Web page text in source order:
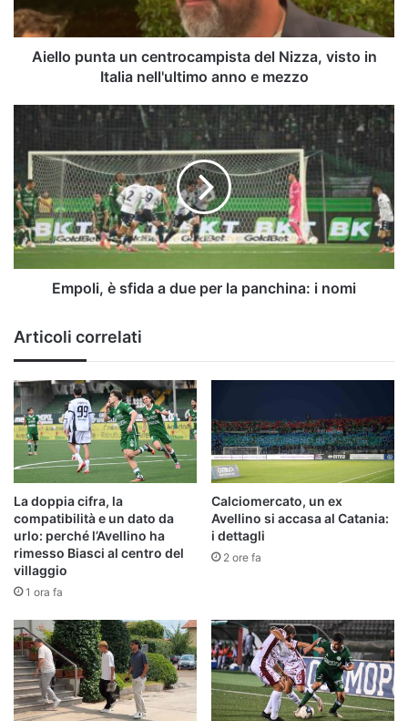
in
Italia
nell'ultimo
mezzo
Aiello punta un centrocampista del Nizza, visto in
Italia nell'ultimo anno e mezzo
Empoli,
sfida
a
due
per
la
panchina:
i
Empoli, è sfida a due per la panchina: i nomi
Articoli correlati
La doppia cifra, la
compatibilità e un dato da
urlo: perché l’Avellino ha
rimesso Biasci al centro del
villaggio
1 ora fa
Calciomercato, un ex
Avellino si accasa al Catania:
i dettagli
2 ore fa